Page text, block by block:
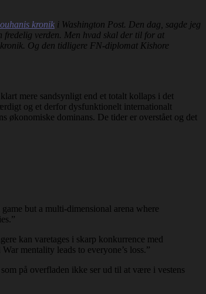
kronik i Washington Post. Den dag, sagde jeg
fredelig verden. Men hvad skal der til for at
Og den tidligere FN-diplomat Kishore
mere sandsynligt end et totalt kollaps i det
og et derfor dysfunktionelt internationalt
økonomiske dominans. De tider er overstået og det
but a multi-dimensional arena where
kan varetages i skarp konkurrence med
mentality leads to everyone’s loss.”
på overfladen ikke ser ud til at være i vestens